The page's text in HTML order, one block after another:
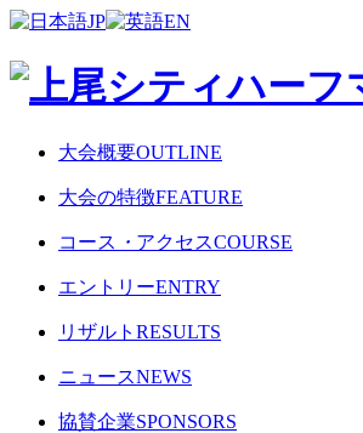
JP EN
大会概要OUTLINE
大会の特徴FEATURE
コース ・ アクセスCOURSE
エントリーENTRY
リザルト RESULTS
ニュースNEWS
協賛企業SPONSORS